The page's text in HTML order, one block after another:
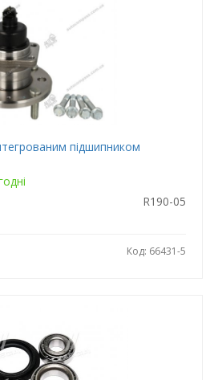
підшипником
R190-05
Код: 66431-5